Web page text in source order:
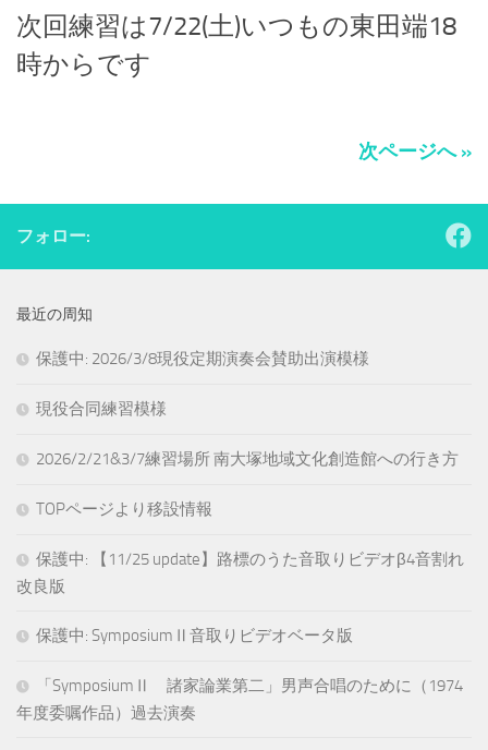
次回練習は7/22(土)いつもの東田端18
時からです
次ページへ »
フォロー:
最近の周知
保護中: 2026/3/8現役定期演奏会賛助出演模様
現役合同練習模様
2026/2/21&3/7練習場所 南大塚地域文化創造館への行き方
TOPページより移設情報
保護中: 【11/25 update】路標のうた音取りビデオβ4音割れ
改良版
保護中: SymposiumⅡ音取りビデオベータ版
「SymposiumⅡ 諸家論業第二」男声合唱のために（1974
年度委嘱作品）過去演奏